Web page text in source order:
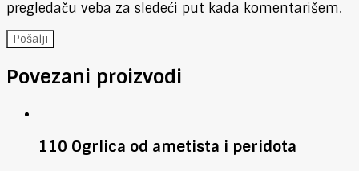
pregledaču veba za sledeći put kada komentarišem.
Povezani proizvodi
110 Ogrlica od ametista i peridota